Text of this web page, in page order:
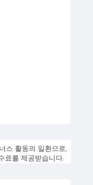
스 활동의 일환으로,
료를 제공받습니다.